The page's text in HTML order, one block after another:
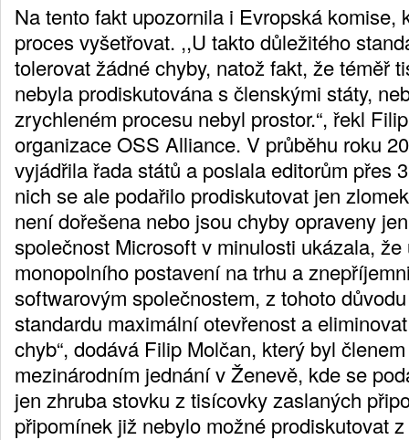
Na tento fakt upozornila i Evropská komise,
proces vyšetřovat. ,,U takto důležitého
tolerovat žádné chyby, natož fakt, že téměř
nebyla prodiskutována s členskými státy,
zrychleném procesu nebyl prostor.“, řekl
organizace OSS Alliance. V průběhu roku
vyjádřila řada států a poslala editorům přes
nich se ale podařilo prodiskutovat jen
není dořešena nebo jsou chyby opraveny
společnost Microsoft v minulosti ukázala,
monopolního postavení na trhu a
softwarovým společnostem, z tohoto
standardu maximální otevřenost a
chyb“, dodává Filip Molčan, který byl
mezinárodním jednání v Ženevě, kde se
jen zhruba stovku z tisícovky zaslaných
připomínek již nebylo možné prodiskutovat